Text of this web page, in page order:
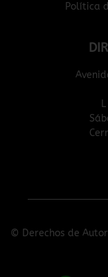
Política
© Derechos de